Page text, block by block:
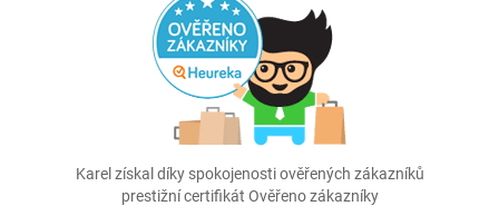
Karel získal díky spokojenosti ověřených zákazníků
prestižní certifikát Ověřeno zákazníky